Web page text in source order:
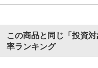
この商品と同じ「投資
率ランキング